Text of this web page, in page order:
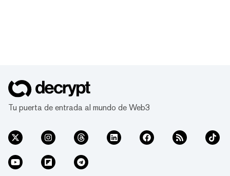
Tu puerta de entrada al mundo de Web3